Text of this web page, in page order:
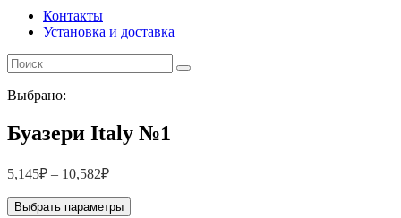
Контакты
Установка и доставка
Выбрано:
Буазери Italy №1
5,145₽ – 10,582₽
Выбрать параметры